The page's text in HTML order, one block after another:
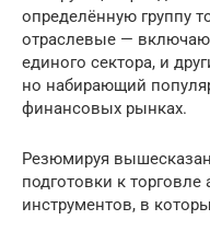
определённую группу
отраслевые —
единого сектора, и
но набирающий
финансовых рынках.
Резюмируя
подготовки к
инструментов, в